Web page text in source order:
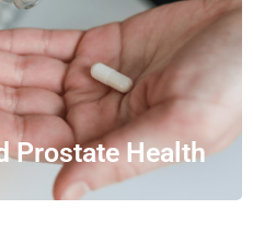
Prostate Health